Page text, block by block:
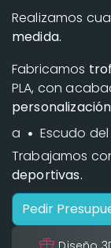
Realizamos
medida.
Fabricamos
PLA, con
Escudo del
Trabajamos
deportivas.
Pedir